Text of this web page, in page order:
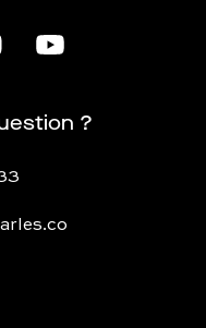
?